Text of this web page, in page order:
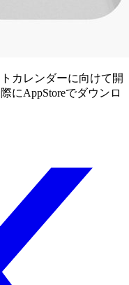
カレンダーに向けて開
にAppStoreでダウンロ